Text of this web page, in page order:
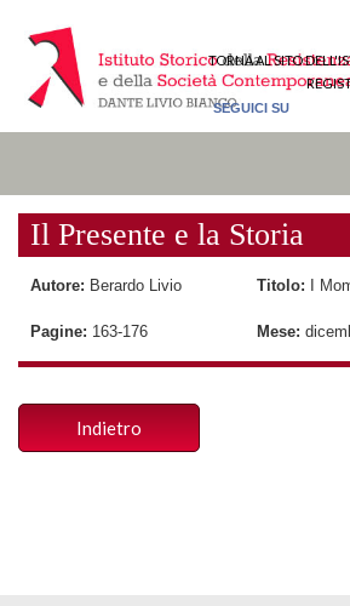
TORNA AL SITO
SEGUICI SU
Il Presente e la Storia
Autore: Berardo Livio Titolo: I
Pagine: 163-176 Mese:
Indietro